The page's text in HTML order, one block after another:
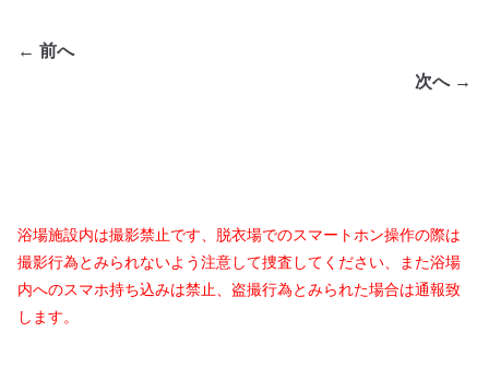
← 前へ
次へ →
浴場施設内は撮影禁止です、脱衣場でのスマートホン操作の際は
撮影行為とみられないよう注意して捜査してください、また浴場
内へのスマホ持ち込みは禁止、盗撮行為とみられた場合は通報致
します。